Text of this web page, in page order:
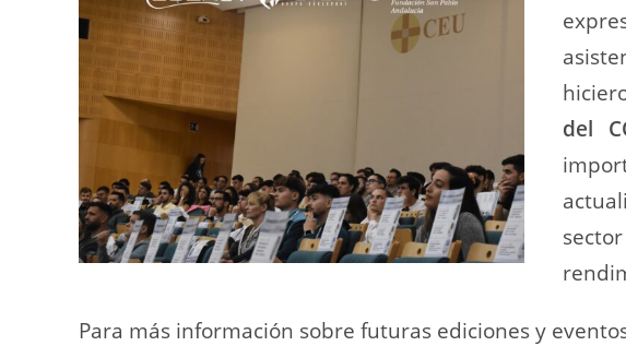
del
Para más información sobre futuras ediciones y